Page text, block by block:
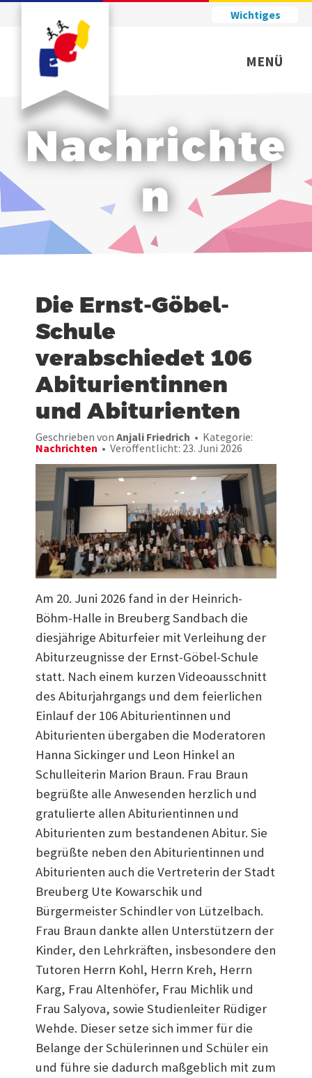
Wichtiges
MENÜ
Nachrichte
n
Die Ernst-Göbel-
Schule
verabschiedet 106
Abiturientinnen
und Abiturienten
Geschrieben von Anjali Friedrich
Kategorie:
Nachrichten
Veröffentlicht: 23. Juni 2026
Am 20. Juni 2026 fand in der Heinrich-
Böhm-Halle in Breuberg Sandbach die
diesjährige Abiturfeier mit Verleihung der
Abiturzeugnisse der Ernst-Göbel-Schule
statt. Nach einem kurzen Videoausschnitt
des Abiturjahrgangs und dem feierlichen
Einlauf der 106 Abiturientinnen und
Abiturienten übergaben die Moderatoren
Hanna Sickinger und Leon Hinkel an
Schulleiterin Marion Braun. Frau Braun
begrüßte alle Anwesenden herzlich und
gratulierte allen Abiturientinnen und
Abiturienten zum bestandenen Abitur. Sie
begrüßte neben den Abiturientinnen und
Abiturienten auch die Vertreterin der Stadt
Breuberg Ute Kowarschik und
Bürgermeister Schindler von Lützelbach.
Frau Braun dankte allen Unterstützern der
Kinder, den Lehrkräften, insbesondere den
Tutoren Herrn Kohl, Herrn Kreh, Herrn
Karg, Frau Altenhöfer, Frau Michlik und
Frau Salyova, sowie Studienleiter Rüdiger
Wehde. Dieser setze sich immer für die
Belange der Schülerinnen und Schüler ein
und führe sie dadurch maßgeblich mit zum